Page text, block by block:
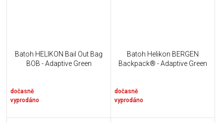
Batoh HELIKON Bail Out Bag
BOB - Adaptive Green
dočasně
vyprodáno
Batoh Helikon BERGEN
Backpack® - Adaptive Green
dočasně
vyprodáno